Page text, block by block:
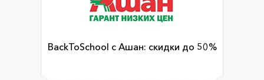
BackToSchool с Ашан: скидки до 50%